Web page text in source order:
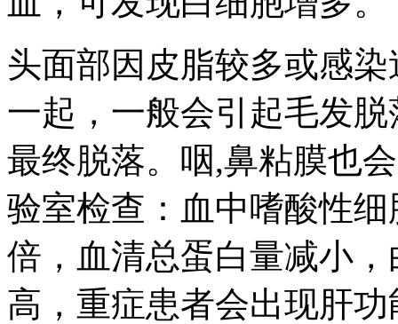
头面部因皮脂较多或感
一起，一般会引起毛发
最终脱落。咽,鼻粘膜也
验室检查：血中嗜酸性
倍，血清总蛋白量减小
高，重症患者会出现肝